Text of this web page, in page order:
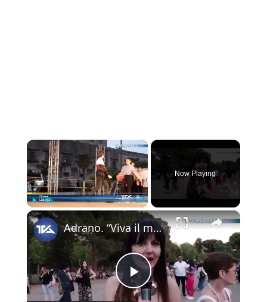
×
Play Unmute Fullscreen
Now Playing
×
Play
Adrano. “Viva il musical”. Alla villa comunale protagonisti gli alunni della scuola media Mazzini